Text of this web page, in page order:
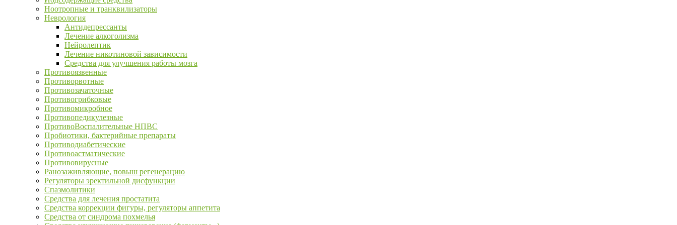
Ноотропные и транквилизаторы
Неврология
Антидепрессанты
Лечение алкоголизма
Нейролептик
Лечение никотиновой зависимости
Средства для улучшения работы мозга
Противоязвенные
Противорвотные
Противозачаточные
Противогрибковые
Противомикробное
Противопедикулезные
ПротивоВоспалительные НПВС
Пробиотики, бактерийные препараты
Противодиабетические
Противоастматические
Противовирусные
Ранозаживляющие, повыш регенерацию
Регуляторы эректильной дисфункции
Спазмолитики
Средства для лечения простатита
Средства коррекции фигуры, регуляторы аппетита
Средства от синдрома похмелья